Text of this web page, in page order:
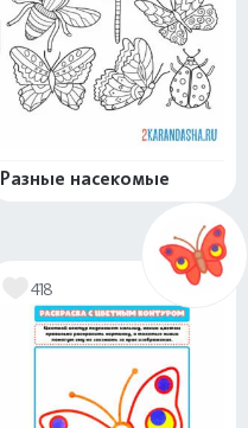
Разные насекомые
418